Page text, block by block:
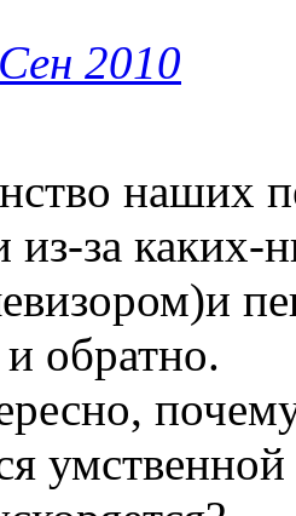
2010
наших
из-за каких-
обратно.